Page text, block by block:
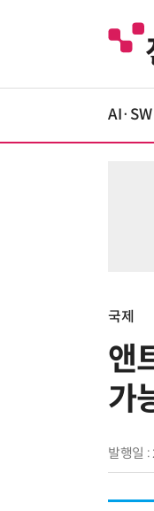
AI·SW
국제
앤
가
발행일